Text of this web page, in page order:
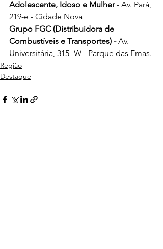
Adolescente, Idoso e Mulher - Av. Pará,
219-e - Cidade Nova
Grupo FGC (Distribuidora de
Combustíveis e Transportes) - Av.
Universitária, 315- W - Parque das Emas.
Região
Destaque